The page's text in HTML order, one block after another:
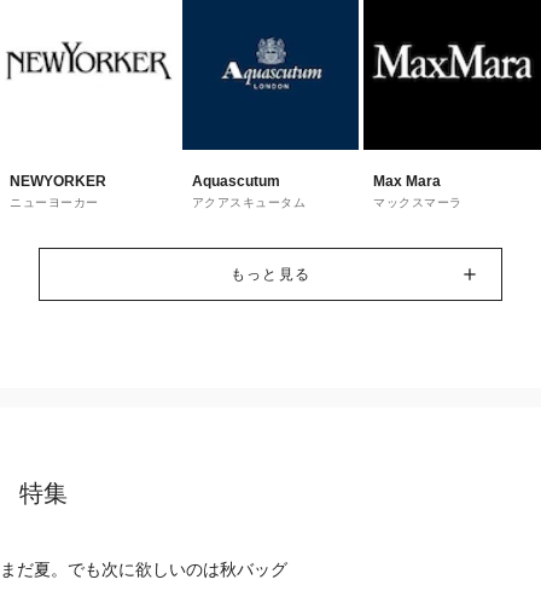
NEWYORKER
ニューヨーカー
Aquascutum
アクアスキュータム
Max Mara
マックスマーラ
もっと見る
特集
まだ夏。でも次に欲しいのは秋バッグ